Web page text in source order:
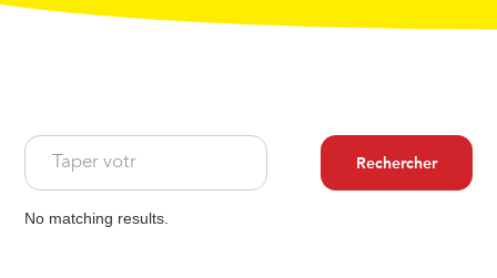
No matching results.